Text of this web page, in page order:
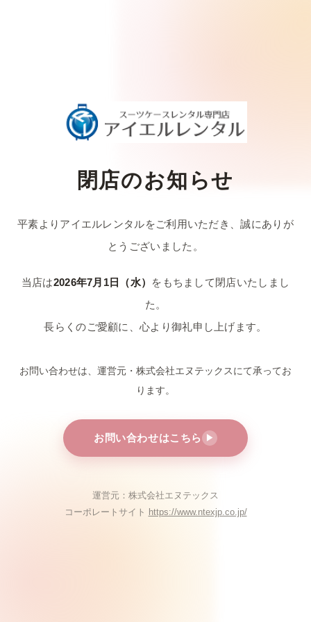
閉店のお知らせ
平素よりアイエルレンタルをご利用いただき、誠にありが
とうございました。
当店は2026年7月1日（水） をもちまして閉店いたしまし
た。
長らくのご愛顧に、心より御礼申し上げます。
お問い合わせは、運営元・株式会社エヌテックスにて承ってお
ります。
お問い合わせはこちら ▶
運営元：株式会社エヌテックス
コーポレートサイト https://www.ntexjp.co.jp/